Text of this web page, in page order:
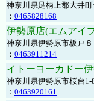
神奈川県足柄上郡大井
： 0465828168
伊勢原店(エムアイ
神奈川県伊勢原市板戸８
： 0463911214
イトーヨーカドー
神奈川県伊勢原市桜台
： 0463920161